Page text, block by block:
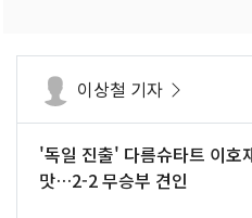
이상철 기자
'독일 진출' 다름슈타트 이호
맛…2-2 무승부 견인